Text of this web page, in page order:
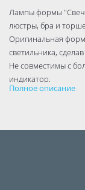
Лампы формы
люстры, бра и
Оригинальная
светильника,
Не совместимы с
индикатор.
Не совместимы с
Полное описание